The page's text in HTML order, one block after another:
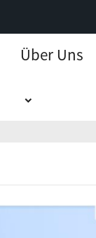
Über Uns